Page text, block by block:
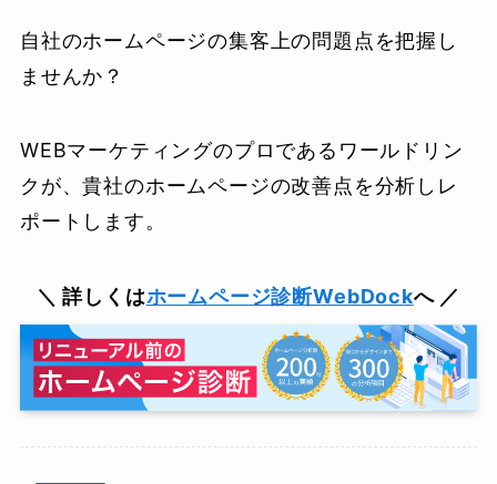
自社のホームページの集客上の問題点を把握し
ませんか？
WEBマーケティングのプロであるワールドリン
クが、貴社のホームページの改善点を分析しレ
ポートします。
＼ 詳しくはホームページ診断WebDockへ ／